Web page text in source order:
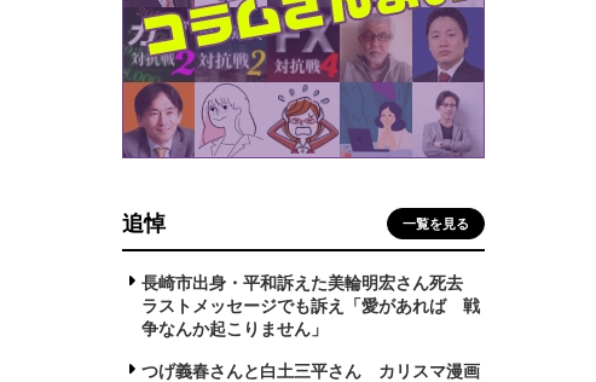
追悼 一覧を見る
長崎市出身・平和訴えた美輪明宏さん死去
ラストメッセージでも訴え「愛があれば 戦
争なんか起こりません」
つげ義春さんと白土三平さん カリスマ漫画